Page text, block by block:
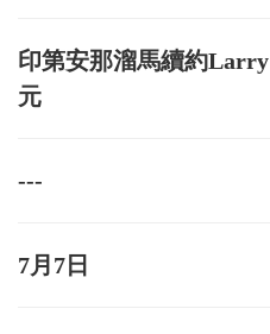
印第安那溜馬續約
元
---
7月7日